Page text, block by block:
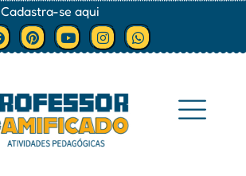
Cadastra-se aqui